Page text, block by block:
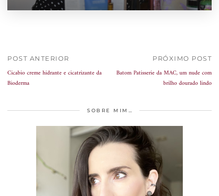
POST ANTERIOR
Cicabio creme hidrante e cicatrizante da
Bioderma
PRÓXIMO POST
Batom Patisserie da MAC, um nude com
brilho dourado lindo
SOBRE MIM…